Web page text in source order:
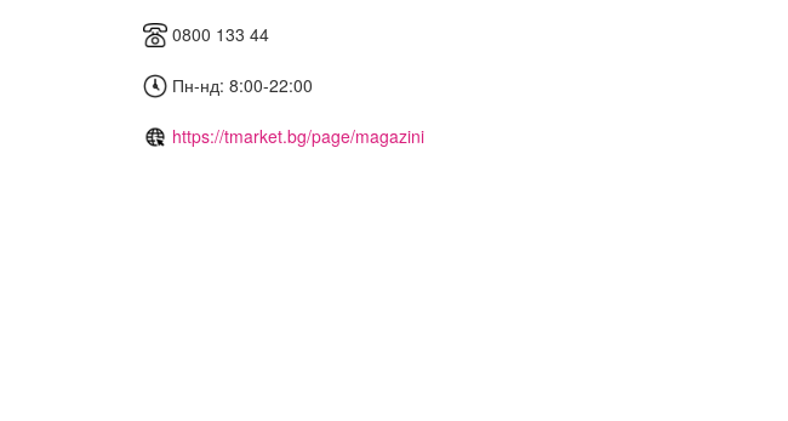
0800 133 44
Пн-нд: 8:00-22:00
https://tmarket.bg/page/magazini